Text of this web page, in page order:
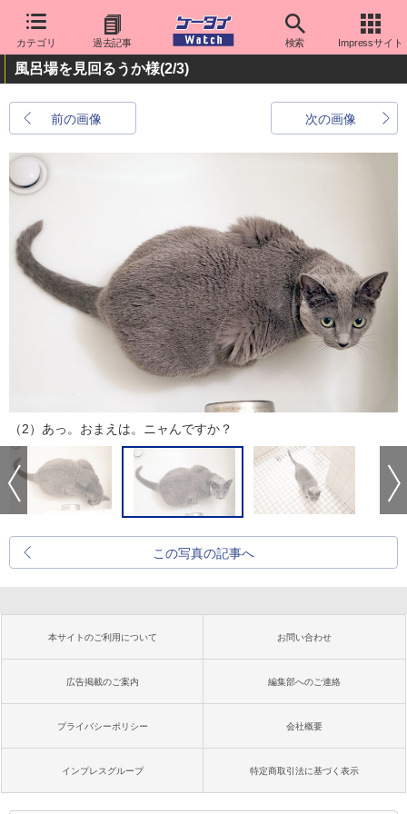
カテゴリ 過去記事 検索 Impressサイト
風呂場を見回るうか様(2/3)
前の画像 次の画像
（2）あっ。おまえは。ニャんですか？
この写真の記事へ
本サイトのご利用について お問い合わせ
広告掲載のご案内 編集部へのご連絡
プライバシーポリシー 会社概要
インプレスグループ 特定商取引法に基づく表示